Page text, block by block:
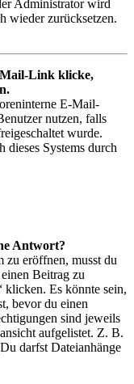
Administrator wird
wieder zurücksetzen.
Mail-Link klicke,
E-Mail-
nutzen, falls
wurde.
dieses Systems durch
Antwort?
zu eröffnen, musst du
Beitrag zu
klicken. Es könnte sein,
bevor du einen
sind jeweils
aufgelistet. Z. B.
darfst Dateianhänge